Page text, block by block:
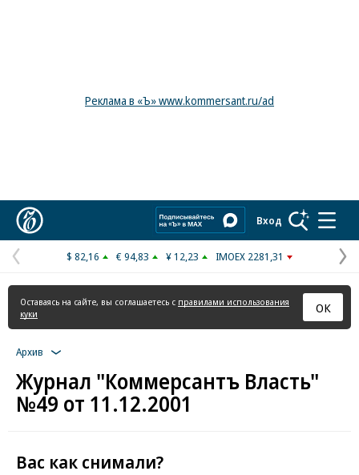
Реклама в «Ъ» www.kommersant.ru/ad
Вход
Предыдущая
страница
$ 82,16 € 94,83 ¥ 12,23 IMOEX 2281,31
Оставаясь на сайте, вы соглашаетесь с правилами использования
куки
ОК
Архив
Журнал "Коммерсантъ Власть"
№49 от 11.12.2001
Вас как снимали?